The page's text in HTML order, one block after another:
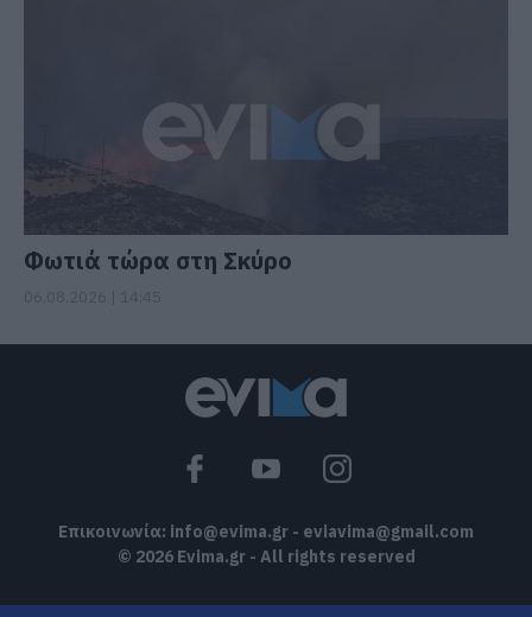
Φωτιά τώρα στη Σκύρο
Επικοινωνία: info@evima.gr - eviavima@gmail.com
© 2026 Evima.gr - All rights reserved